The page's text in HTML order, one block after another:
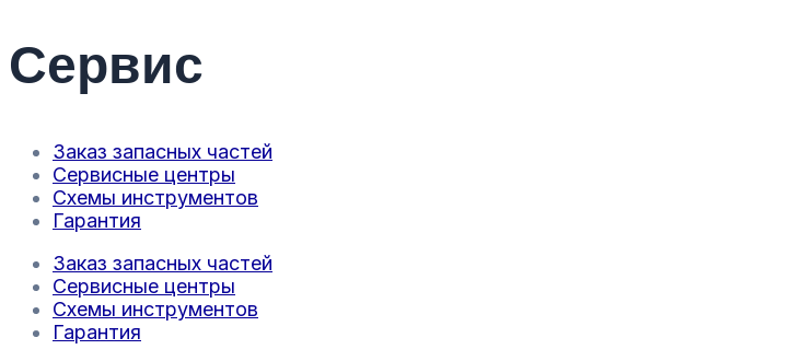
Сервис
Заказ запасных частей
Сервисные центры
Схемы инструментов
Гарантия
Заказ запасных частей
Сервисные центры
Схемы инструментов
Гарантия